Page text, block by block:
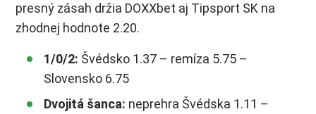
presný zásah držia DOXXbet aj Tipsport SK na
zhodnej hodnote 2.20.
1/0/2: Švédsko 1.37 – remíza 5.75 –
Slovensko 6.75
Dvojitá šanca: neprehra Švédska 1.11 –